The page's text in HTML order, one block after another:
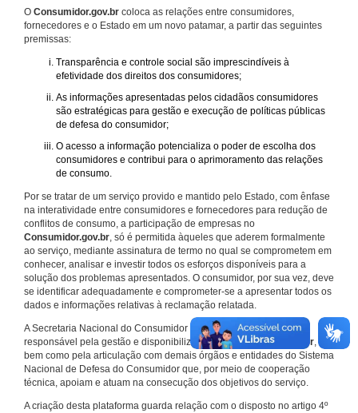
O Consumidor.gov.br coloca as relações entre consumidores,
fornecedores e o Estado em um novo patamar, a partir das seguintes
premissas:
Transparência e controle social são imprescindíveis à
efetividade dos direitos dos consumidores;
As informações apresentadas pelos cidadãos consumidores
são estratégicas para gestão e execução de políticas públicas
de defesa do consumidor;
O acesso a informação potencializa o poder de escolha dos
consumidores e contribui para o aprimoramento das relações
de consumo.
Por se tratar de um serviço provido e mantido pelo Estado, com ênfase
na interatividade entre consumidores e fornecedores para redução de
conflitos de consumo, a participação de empresas no
Consumidor.gov.br, só é permitida àqueles que aderem formalmente
ao serviço, mediante assinatura de termo no qual se comprometem em
conhecer, analisar e investir todos os esforços disponíveis para a
solução dos problemas apresentados. O consumidor, por sua vez, deve
se identificar adequadamente e comprometer-se a apresentar todos os
dados e informações relativas à reclamação relatada.
A Secretaria Nacional do Consumidor do Ministério da Justiça é a
responsável pela gestão e disponibilização doConsumidor.gov.br,
bem como pela articulação com demais órgãos e entidades do Sistema
Nacional de Defesa do Consumidor que, por meio de cooperação
técnica, apoiam e atuam na consecução dos objetivos do serviço.
A criação desta plataforma guarda relação com o disposto no artigo 4º